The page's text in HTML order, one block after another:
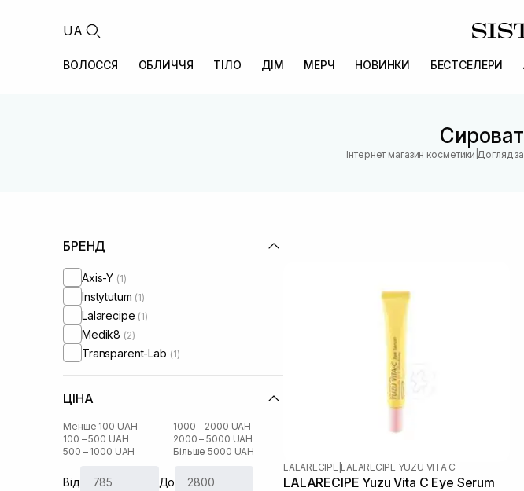
UA
ВОЛОССЯ ОБЛИЧЧЯ ТІЛО ДІМ МЕРЧ НОВИНКИ БЕСТСЕЛЕРИ
Інтернет магазин косметики |Догляд
БРЕНД
Axis-Y (1)
Instytutum (1)
Lalarecipe (1)
Medik8 (2)
Transparent-Lab (1)
ЦІНА
Менше 100 UAH
100 – 500 UAH
500 – 1000 UAH
1000 – 2000 UAH
2000 – 5000 UAH
Більше 5000 UAH
Від До
LALARECIPE LALARECIPE YUZU VITA C
LALARECIPE Yuzu Vita C Eye Serum